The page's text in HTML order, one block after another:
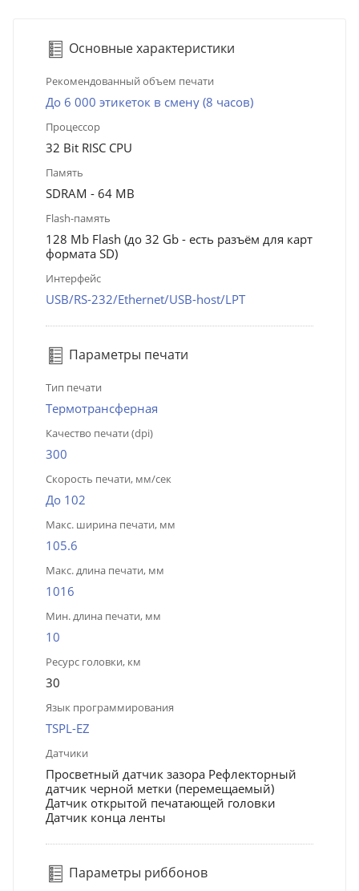
Основные характеристики
Рекомендованный объем печати
До 6 000 этикеток в смену (8 часов)
Процессор
32 Bit RISC CPU
Память
SDRAM - 64 MB
Flash-память
128 Mb Flash (до 32 Gb - есть разъём для карт
формата SD)
Интерфейс
USB/RS-232/Ethernet/USB-host/LPT
Параметры печати
Тип печати
Термотрансферная
Качество печати (dpi)
300
Скорость печати, мм/сек
До 102
Макс. ширина печати, мм
105.6
Макс. длина печати, мм
1016
Мин. длина печати, мм
10
Ресурс головки, км
30
Язык программирования
TSPL-EZ
Датчики
Просветный датчик зазора Рефлекторный
датчик черной метки (перемещаемый)
Датчик открытой печатающей головки
Датчик конца ленты
Параметры риббонов